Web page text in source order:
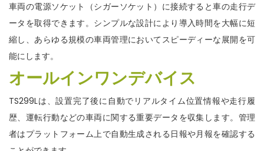
車両の電源ソケット（シガーソケット）に接続すると車の走行デ
ータを取得できます。シンプルな設計により導入時間を大幅に短
縮し、あらゆる規模の車両管理においてスピーディーな展開を可
能にします。
オールインワンデバイス
TS299Lは、設置完了後に自動でリアルタイム位置情報や走行履
歴、運転行動などの車両に関する重要データを収集します。管理
者はプラットフォーム上で自動生成される日報や月報を確認する